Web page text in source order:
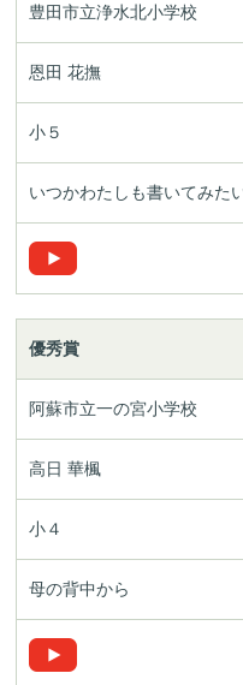
豊田市立浄水北小学校
恩田 花撫
小５
いつかわたしも書いてみた
優秀賞
阿蘇市立一の宮小学校
高日 華楓
小４
母の背中から